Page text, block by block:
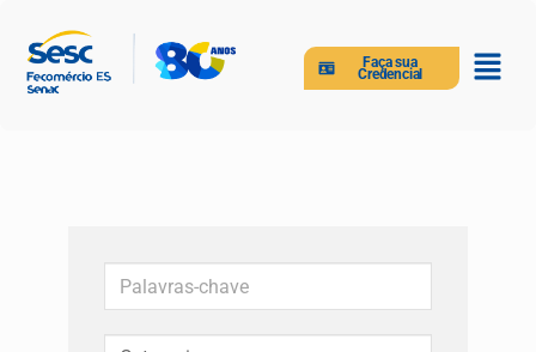
Faça sua
Credencial